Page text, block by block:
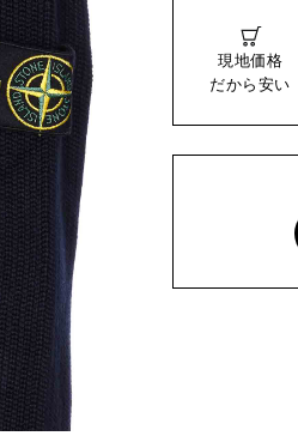
現地価格
だから安い